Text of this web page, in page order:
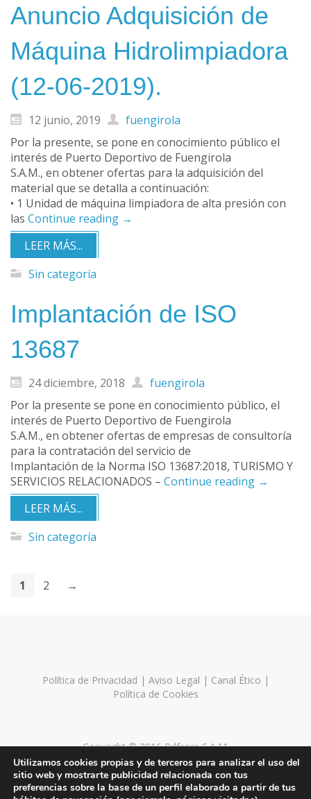
Anuncio Adquisición de
Máquina Hidrolimpiadora
(12-06-2019).
12 junio, 2019
fuengirola
Por la presente, se pone en conocimiento público el
interés de Puerto Deportivo de Fuengirola
S.A.M., en obtener ofertas para la adquisición del
material que se detalla a continuación:
• 1 Unidad de máquina limpiadora de alta presión con
las Continue reading →
LEER MÁS...
Sin categoría
Implantación de ISO
13687
24 diciembre, 2018
fuengirola
Por la presente se pone en conocimiento público, el
interés de Puerto Deportivo de Fuengirola
S.A.M., en obtener ofertas de empresas de consultoría
para la contratación del servicio de
Implantación de la Norma ISO 13687:2018, TURISMO Y
SERVICIOS RELACIONADOS – Continue reading →
LEER MÁS...
Sin categoría
1 2 →
Política de Privacidad | Aviso Legal | Canal Ético |
Política de Cookies
Copyright © 2016 Pdfsam S.A.M.
Utilizamos cookies propias y de terceros para analizar el uso del
sitio web y mostrarte publicidad relacionada con tus
preferencias sobre la base de un perfil elaborado a partir de tus